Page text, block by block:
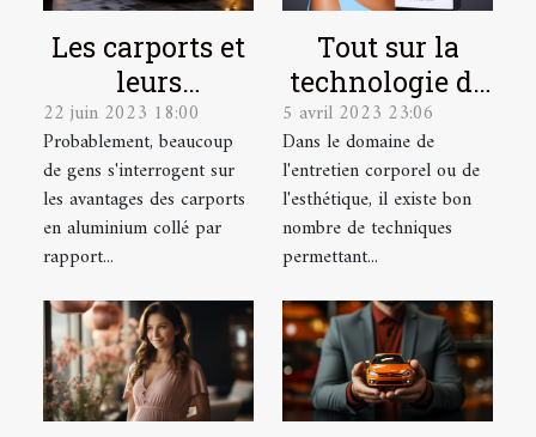
Les carports et
leurs
avantages
22 juin 2023 18:00
Probablement, beaucoup
de gens s'interrogent sur
les avantages des carports
en aluminium collé par
rapport...
Tout sur la
technologie de
l'Hydrafacial
5 avril 2023 23:06
Dans le domaine de
l'entretien corporel ou de
l'esthétique, il existe bon
nombre de techniques
permettant...